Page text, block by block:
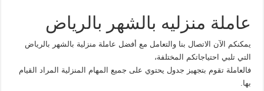
عاملة منزليه بالشهر بالرياض
يمكنكم الآن الاتصال بنا والتعامل مع أفضل عاملة منزلية بالشهر بالرياض
التي تلبي احتياجاتكم المختلفة،
فالعاملة تقوم بتجهيز جدول يحتوي على جميع المهام المنزلية المراد القيام
بها.